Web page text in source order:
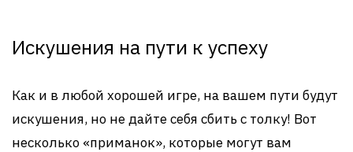
Искушения на пути к успеху
Как и в любой хорошей игре, на вашем пути будут
искушения, но не дайте себя сбить с толку! Вот
несколько «приманок», которые могут вам